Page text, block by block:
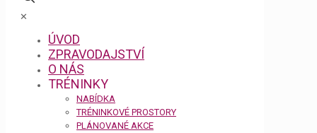
✕
ÚVOD
ZPRAVODAJSTVÍ
O NÁS
TRÉNINKY
NABÍDKA
TRÉNINKOVÉ PROSTORY
PLÁNOVANÉ AKCE